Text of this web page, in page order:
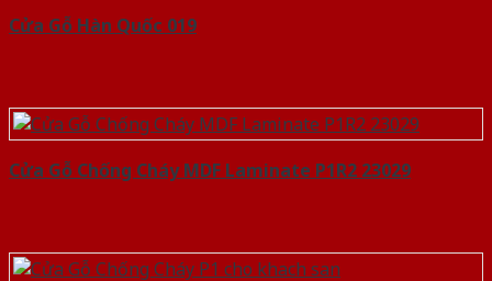
Cửa Gỗ Hàn Quốc 019
Cửa Gỗ Chống Cháy MDF Laminate P1R2 23029